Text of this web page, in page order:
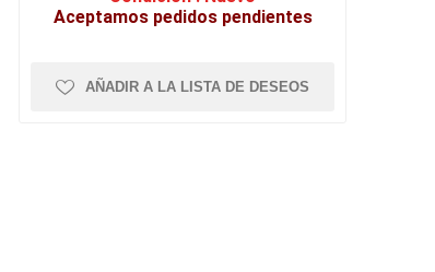
Aceptamos pedidos pendientes
AÑADIR A LA LISTA DE DESEOS